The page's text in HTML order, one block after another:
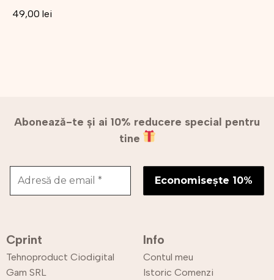
49,00 lei
Abonează-te și ai 10% reducere special pentru
tine
Cprint
Tehnoproduct Ciodigital
Gam SRL
Info
Contul meu
Istoric Comenzi